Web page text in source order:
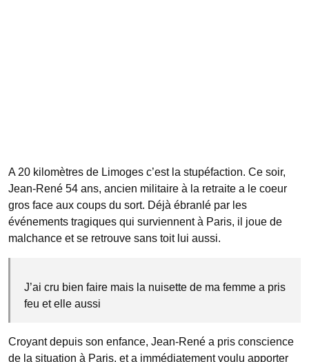
A 20 kilomètres de Limoges c’est la stupéfaction. Ce soir,
Jean-René 54 ans, ancien militaire à la retraite a le coeur
gros face aux coups du sort. Déjà ébranlé par les
événements tragiques qui surviennent à Paris, il joue de
malchance et se retrouve sans toit lui aussi.
J’ai cru bien faire mais la nuisette de ma femme a pris
feu et elle aussi
Croyant depuis son enfance, Jean-René a pris conscience
de la situation à Paris, et a immédiatement voulu apporter